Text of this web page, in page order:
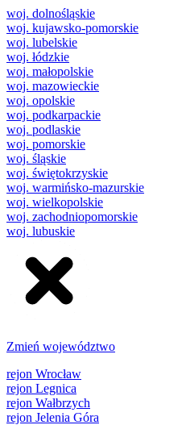
woj. dolnośląskie
woj. kujawsko-pomorskie
woj. lubelskie
woj. łódzkie
woj. małopolskie
woj. mazowieckie
woj. opolskie
woj. podkarpackie
woj. podlaskie
woj. pomorskie
woj. śląskie
woj. świętokrzyskie
woj. warmińsko-mazurskie
woj. wielkopolskie
woj. zachodniopomorskie
woj. lubuskie
Zmień województwo
rejon Wrocław
rejon Legnica
rejon Wałbrzych
rejon Jelenia Góra